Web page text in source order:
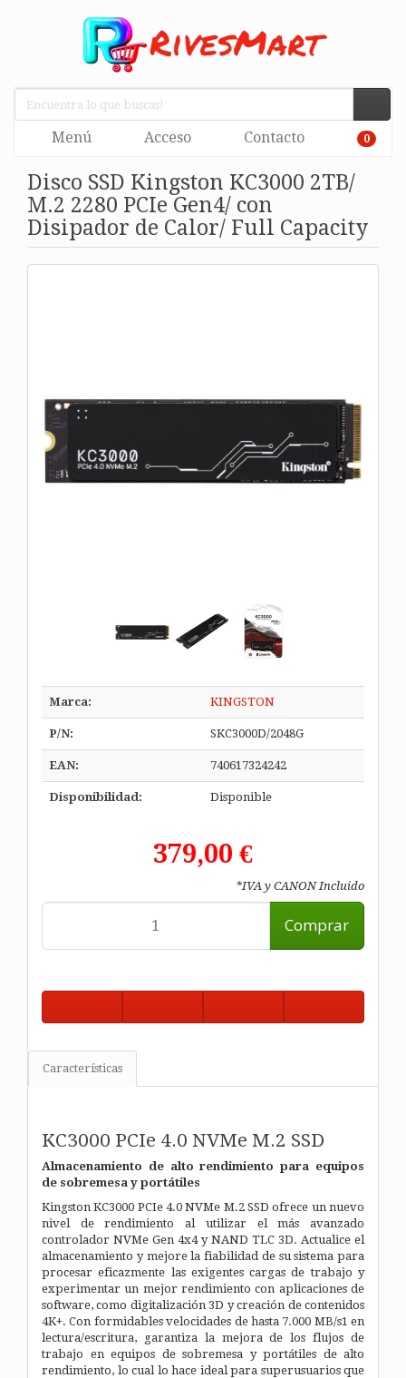
Menú Acceso Contacto 0
Disco SSD Kingston KC3000 2TB/
M.2 2280 PCIe Gen4/ con
Disipador de Calor/ Full Capacity
Marca: KINGSTON
P/N: SKC3000D/2048G
EAN: 740617324242
Disponibilidad: Disponible
379,00 €
*IVA y CANON Incluido
Comprar
Características
KC3000 PCIe 4.0 NVMe M.2 SSD
Almacenamiento de alto rendimiento para equipos
de sobremesa y portátiles
Kingston KC3000 PCIe 4.0 NVMe M.2 SSD ofrece un nuevo
nivel de rendimiento al utilizar el más avanzado
controlador NVMe Gen 4x4 y NAND TLC 3D. Actualice el
almacenamiento y mejore la fiabilidad de su sistema para
procesar eficazmente las exigentes cargas de trabajo y
experimentar un mejor rendimiento con aplicaciones de
software, como digitalización 3D y creación de contenidos
4K+. Con formidables velocidades de hasta 7.000 MB/s1 en
lectura/escritura, garantiza la mejora de los flujos de
trabajo en equipos de sobremesa y portátiles de alto
rendimiento, lo cual lo hace ideal para superusuarios que